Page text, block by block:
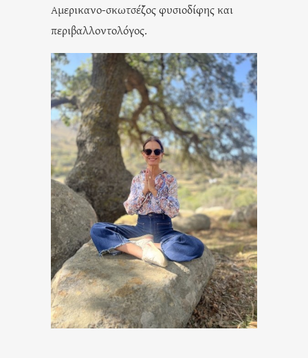
Αμερικανο-σκωτσέζος φυσιοδίφης και
περιβαλλοντολόγος.